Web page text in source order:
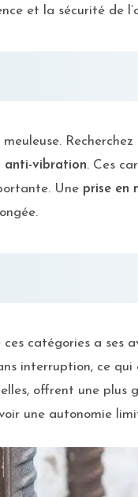
et la sécurité de
anti-vibration. Ces
Une prise en
catégories a ses
interruption, ce
offrent une plus
une autonomie